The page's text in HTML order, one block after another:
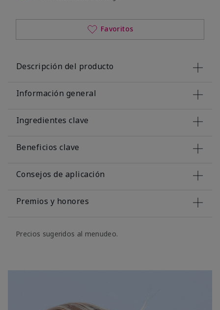
Favoritos
Descripción del producto
Información general
Ingredientes clave
Beneficios clave
Consejos de aplicación
Premios y honores
Precios sugeridos al menudeo.